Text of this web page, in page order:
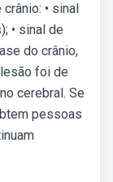
• sinal
• sinal de
do crânio,
foi de
cerebral. Se
pessoas